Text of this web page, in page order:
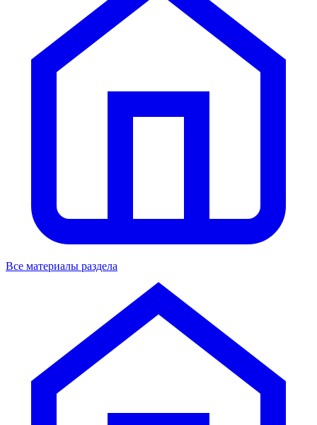
Все материалы раздела